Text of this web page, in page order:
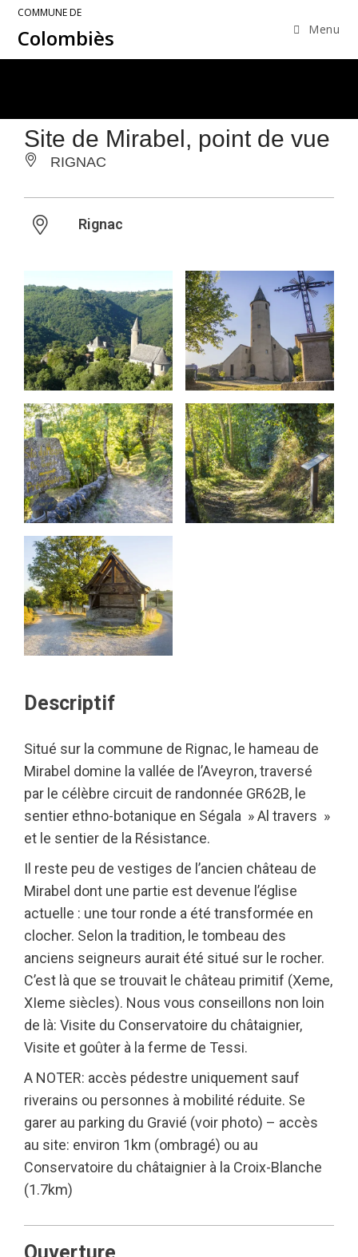
COMMUNE DE
Colombiès Menu
Site de Mirabel, point de vue
RIGNAC
Rignac
Descriptif
Situé sur la commune de Rignac, le hameau de
Mirabel domine la vallée de l’Aveyron, traversé
par le célèbre circuit de randonnée GR62B, le
sentier ethno-botanique en Ségala » Al travers »
et le sentier de la Résistance.
Il reste peu de vestiges de l’ancien château de
Mirabel dont une partie est devenue l’église
actuelle : une tour ronde a été transformée en
clocher. Selon la tradition, le tombeau des
anciens seigneurs aurait été situé sur le rocher.
C’est là que se trouvait le château primitif (Xeme,
XIeme siècles). Nous vous conseillons non loin
de là: Visite du Conservatoire du châtaignier,
Visite et goûter à la ferme de Tessi.
A NOTER: accès pédestre uniquement sauf
riverains ou personnes à mobilité réduite. Se
garer au parking du Gravié (voir photo) – accès
au site: environ 1km (ombragé) ou au
Conservatoire du châtaignier à la Croix-Blanche
(1.7km)